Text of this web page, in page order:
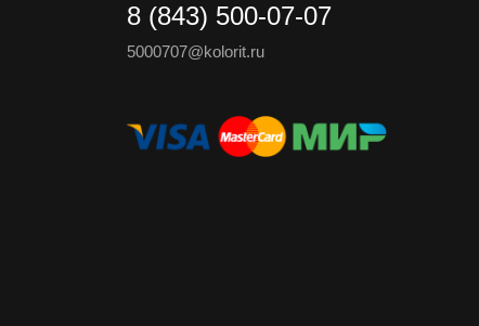
8 (843) 500-07-07
5000707@kolorit.ru